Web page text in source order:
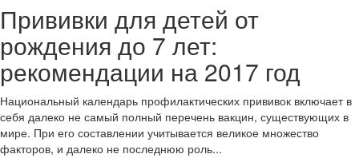
Прививки для детей от
рождения до 7 лет:
рекомендации на 2017 год
Национальный календарь профилактических прививок включает в
себя далеко не самый полный перечень вакцин, существующих в
мире. При его составлении учитывается великое множество
факторов, и далеко не последнюю роль...